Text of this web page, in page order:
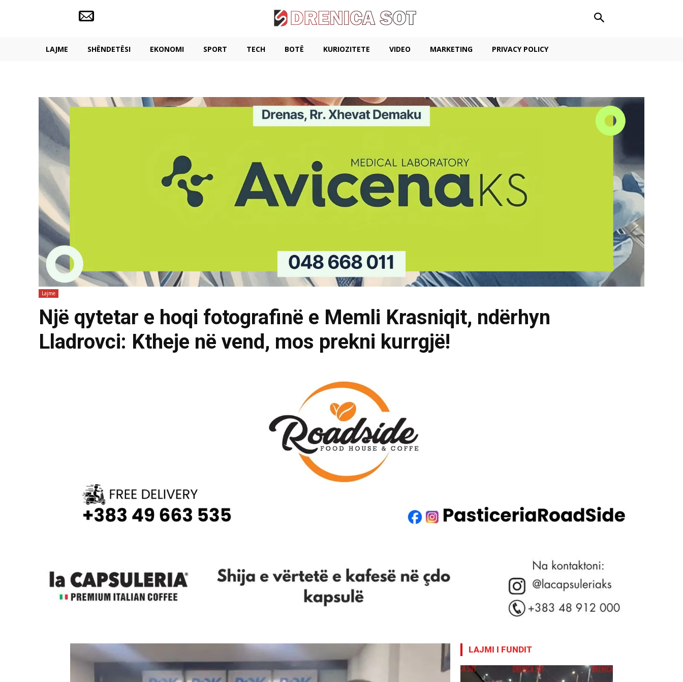
LAJME SHËNDETËSI EKONOMI SPORT TECH BOTË KURIOZITETE VIDEO MARKETING PRIVACY POLICY
Lajme
Një qytetar e hoqi fotografinë e Memli Krasniqit, ndërhyn
Lladrovci: Ktheje në vend, mos prekni kurrgjë!
LAJMI I FUNDIT